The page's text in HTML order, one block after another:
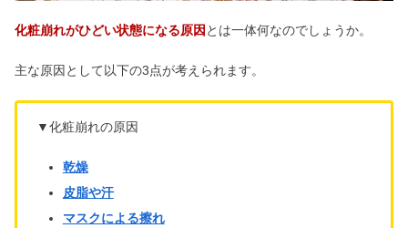
化粧崩れがひどい状態になる原因 とは一体何なのでしょうか。
主な原因として以下の3点が考えられます。
▼化粧崩れの原因
乾燥
皮脂や汗
マスクによる擦れ